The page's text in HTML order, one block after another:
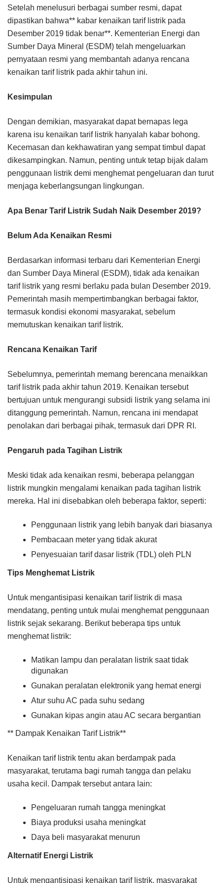
Setelah menelusuri berbagai sumber resmi, dapat
dipastikan bahwa** kabar kenaikan tarif listrik pada
Desember 2019 tidak benar**. Kementerian Energi dan
Sumber Daya Mineral (ESDM) telah mengeluarkan
pernyataan resmi yang membantah adanya rencana
kenaikan tarif listrik pada akhir tahun ini.
Kesimpulan
Dengan demikian, masyarakat dapat bernapas lega
karena isu kenaikan tarif listrik hanyalah kabar bohong.
Kecemasan dan kekhawatiran yang sempat timbul dapat
dikesampingkan. Namun, penting untuk tetap bijak dalam
penggunaan listrik demi menghemat pengeluaran dan turut
menjaga keberlangsungan lingkungan.
Apa Benar Tarif Listrik Sudah Naik Desember 2019?
Belum Ada Kenaikan Resmi
Berdasarkan informasi terbaru dari Kementerian Energi
dan Sumber Daya Mineral (ESDM), tidak ada kenaikan
tarif listrik yang resmi berlaku pada bulan Desember 2019.
Pemerintah masih mempertimbangkan berbagai faktor,
termasuk kondisi ekonomi masyarakat, sebelum
memutuskan kenaikan tarif listrik.
Rencana Kenaikan Tarif
Sebelumnya, pemerintah memang berencana menaikkan
tarif listrik pada akhir tahun 2019. Kenaikan tersebut
bertujuan untuk mengurangi subsidi listrik yang selama ini
ditanggung pemerintah. Namun, rencana ini mendapat
penolakan dari berbagai pihak, termasuk dari DPR RI.
Pengaruh pada Tagihan Listrik
Meski tidak ada kenaikan resmi, beberapa pelanggan
listrik mungkin mengalami kenaikan pada tagihan listrik
mereka. Hal ini disebabkan oleh beberapa faktor, seperti:
Penggunaan listrik yang lebih banyak dari biasanya
Pembacaan meter yang tidak akurat
Penyesuaian tarif dasar listrik (TDL) oleh PLN
Tips Menghemat Listrik
Untuk mengantisipasi kenaikan tarif listrik di masa
mendatang, penting untuk mulai menghemat penggunaan
listrik sejak sekarang. Berikut beberapa tips untuk
menghemat listrik:
Matikan lampu dan peralatan listrik saat tidak
digunakan
Gunakan peralatan elektronik yang hemat energi
Atur suhu AC pada suhu sedang
Gunakan kipas angin atau AC secara bergantian
** Dampak Kenaikan Tarif Listrik**
Kenaikan tarif listrik tentu akan berdampak pada
masyarakat, terutama bagi rumah tangga dan pelaku
usaha kecil. Dampak tersebut antara lain:
Pengeluaran rumah tangga meningkat
Biaya produksi usaha meningkat
Daya beli masyarakat menurun
Alternatif Energi Listrik
Untuk mengantisipasi kenaikan tarif listrik, masyarakat